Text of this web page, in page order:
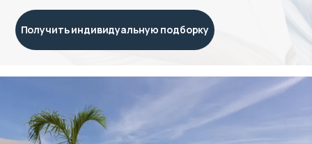
Получить индивидуальную подборку